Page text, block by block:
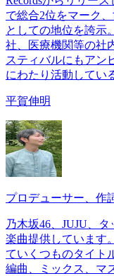
で総合2位をマーク
としての地位を誇示
社、医療機関等の社
スティバルにもアン
にわたり活動してい
平賀伸明
プロデューサー、作
乃木坂46、JUJU、
楽曲提供しています
ていくつものタイト
編曲、ミックス、マ